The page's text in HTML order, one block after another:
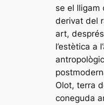
se el lligam
derivat del
art,
l’estètica a
Olot, terra
coneguda